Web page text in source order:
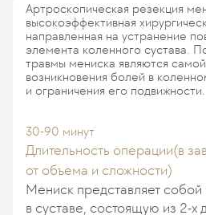
Артроскопическая резекция
высокоэффективная
направленная на устранение
элемента коленного сустава.
травмы мениска являются
возникновения болей в
и ограничения его подвижности.
30-90 минут
Длительность операции(в
от объема и сложности)
Мениск представляет
в суставе, состоящую из 2-х